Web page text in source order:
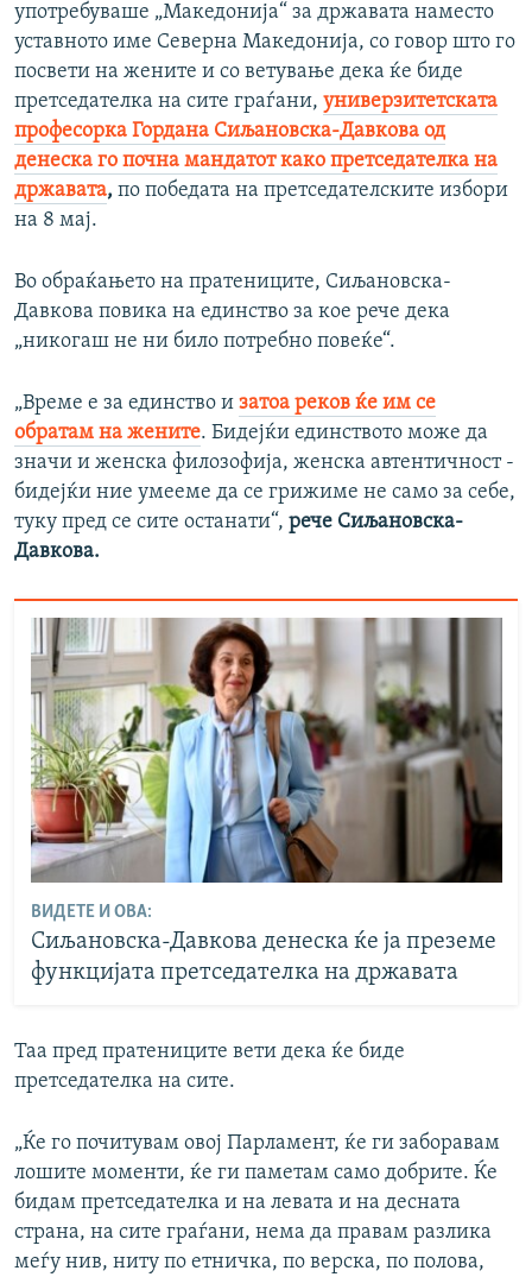
употребуваше „Македонија“ за државата наместо
уставното име Северна Македонија, со говор што го
посвети на жените и со ветување дека ќе биде
претседателка на сите граѓани, универзитетската
професорка Гордана Сиљановска-Давкова од
денеска го почна мандатот како претседателка на
државата, по победата на претседателските избори
на 8 мај.
Во обраќањето на пратениците, Сиљановска-
Давкова повика на единство за кое рече дека
„никогаш не ни било потребно повеќе“.
„Време е за единство и затоа реков ќе им се
обратам на жените. Бидејќи единството може да
значи и женска филозофија, женска автентичност -
бидејќи ние умееме да се грижиме не само за себе,
туку пред се сите останати“, рече Сиљановска-
Давкова.
ВИДЕТЕ И ОВА:
Сиљановска-Давкова денеска ќе ја преземе
функцијата претседателка на државата
Таа пред пратениците вети дека ќе биде
претседателка на сите.
„Ќе го почитувам овој Парламент, ќе ги заборавам
лошите моменти, ќе ги паметам само добрите. Ќе
бидам претседателка и на левата и на десната
страна, на сите граѓани, нема да правам разлика
меѓу нив, ниту по етничка, по верска, по полова,